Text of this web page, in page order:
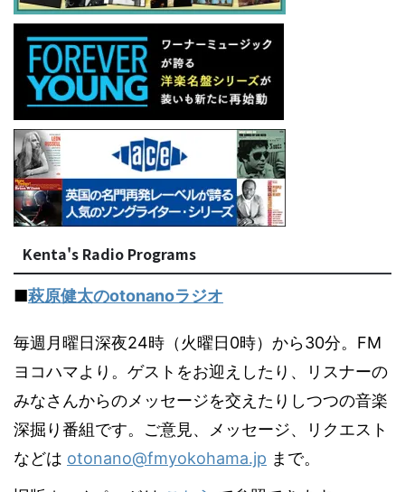
Kenta's Radio Programs
■萩原健太のotonanoラジオ
毎週月曜日深夜24時（火曜日0時）から30分。FM
ヨコハマより。ゲストをお迎えしたり、リスナーの
みなさんからのメッセージを交えたりしつつの音楽
深掘り番組です。ご意見、メッセージ、リクエスト
などは otonano@fmyokohama.jp まで。